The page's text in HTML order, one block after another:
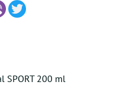
SPORT 200 ml